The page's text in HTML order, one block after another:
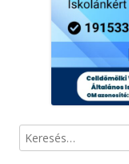
Keresés: